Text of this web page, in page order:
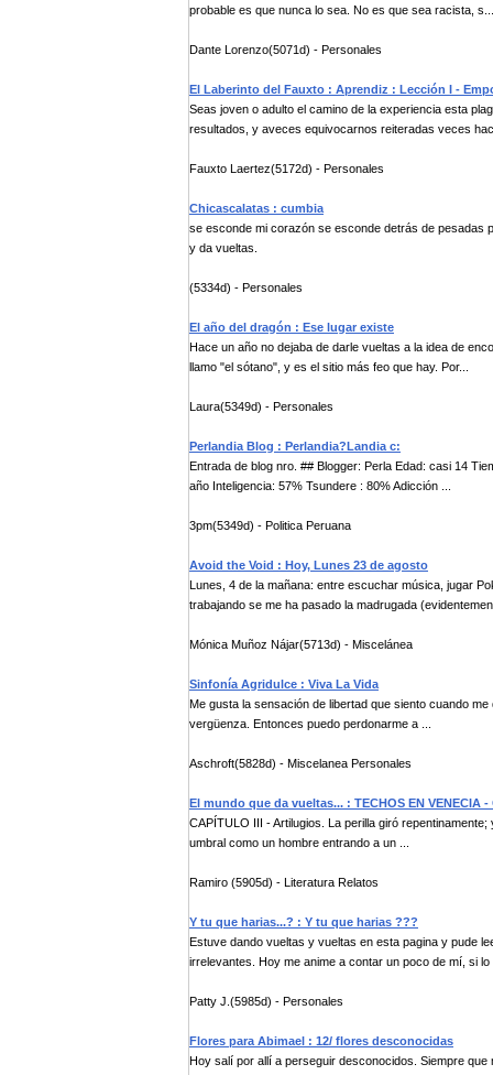
probable es que nunca lo sea. No es que sea racista, s...
Dante Lorenzo(5071d) - Personales
El Laberinto del Fauxto : Aprendiz : Lección I -
Seas joven o adulto el camino de la experiencia esta
resultados, y aveces equivocarnos reiteradas veces
Fauxto Laertez(5172d) - Personales
Chicascalatas : cumbia
se esconde mi corazón se esconde detrás de pesadas
y da vueltas.
(5334d) - Personales
El año del dragón : Ese lugar existe
Hace un año no dejaba de darle vueltas a la idea de
llamo "el sótano", y es el sitio más feo que hay. Por...
Laura(5349d) - Personales
Perlandia Blog : Perlandia?Landia c:
Entrada de blog nro. ## Blogger: Perla Edad: casi 14
año Inteligencia: 57% Tsundere : 80% Adicción ...
3pm(5349d) - Politica Peruana
Avoid the Void : Hoy, Lunes 23 de agosto
Lunes, 4 de la mañana: entre escuchar música, jugar
trabajando se me ha pasado la madrugada
Mónica Muñoz Nájar(5713d) - Miscelánea
Sinfonía Agridulce : Viva La Vida
Me gusta la sensación de libertad que siento cuando
vergüenza. Entonces puedo perdonarme a ...
Aschroft(5828d) - Miscelanea Personales
El mundo que da vueltas... : TECHOS EN VENECIA
CAPÍTULO III - Artilugios. La perilla giró
umbral como un hombre entrando a un ...
Ramiro (5905d) - Literatura Relatos
Y tu que harias...? : Y tu que harias ???
Estuve dando vueltas y vueltas en esta pagina y pude
irrelevantes. Hoy me anime a contar un poco de mí, si lo
Patty J.(5985d) - Personales
Flores para Abimael : 12/ flores desconocidas
Hoy salí por allí a perseguir desconocidos. Siempre